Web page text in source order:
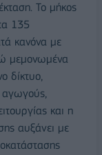
Το μήκος
135
κανόνα με
μεμονωμένα
δίκτυο,
αγωγούς,
και η
αυξάνει με